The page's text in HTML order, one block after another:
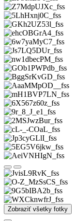
Zobraziť všetky fotky